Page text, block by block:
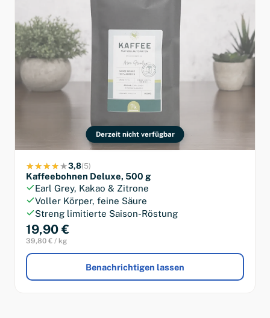
Derzeit nicht verfügbar
3,8(5)
Kaffeebohnen Deluxe, 500 g
Earl Grey, Kakao & Zitrone
Voller Körper, feine Säure
Streng limitierte Saison-Röstung
19,90 €
39,80 € / kg
Benachrichtigen lassen